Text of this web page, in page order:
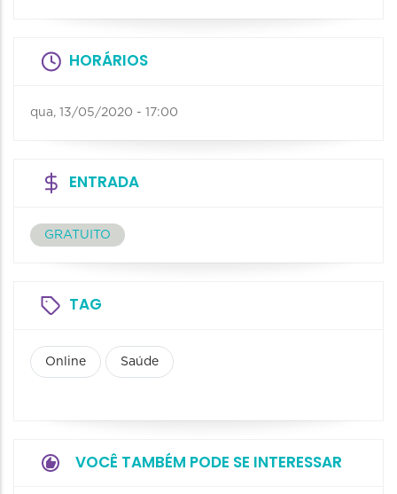
HORÁRIOS
qua, 13/05/2020 - 17:00
ENTRADA
GRATUITO
TAG
Online Saúde
VOCÊ TAMBÉM PODE SE INTERESSAR